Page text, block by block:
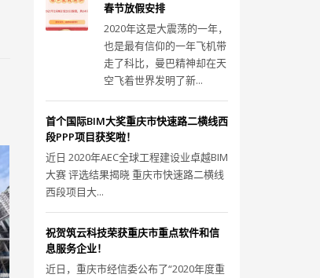
春节放假安排
2020年这是大震荡的一年，
也是最有信仰的一年飞机带
走了科比，曼巴精神却在天
空飞着世界发明了新...
首个国际BIM大奖重庆市快速路二横线西
段PPP项目获奖啦！
近日 2020年AEC全球工程建设业卓越BIM
大赛 评选结果揭晓 重庆市快速路二横线
西段项目大...
祝贺筑云科技荣获重庆市重点软件和信
息服务企业！
近日，重庆市经信委公布了“2020年度重